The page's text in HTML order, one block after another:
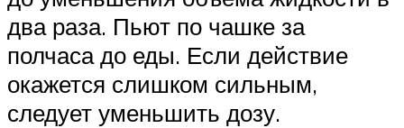
два раза. Пьют по чашке за
полчаса до еды. Если действие
окажется слишком сильным,
следует уменьшить дозу.